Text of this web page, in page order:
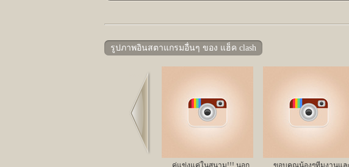
รูปภาพอินสตาแกรมอื่นๆ ของ แฮ็ค clash
คู่แข่งแค่ในสนาม!!! นอก ขอบคุณน้องๆทีมงานแล